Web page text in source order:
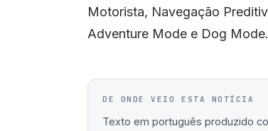
Motorista, Navegação
Adventure Mode e Dog Mode.
DE ONDE VEIO ESTA NOTÍCIA
Texto em português produzido